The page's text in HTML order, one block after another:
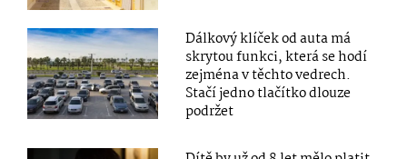
Dálkový klíček od auta má
skrytou funkci, která se hodí
zejména v těchto vedrech.
Stačí jedno tlačítko dlouze
podržet